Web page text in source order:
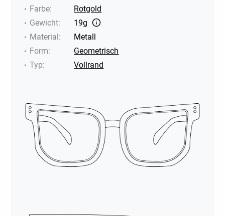
Farbe:
Rotgold
Gewicht:
19g
Material:
Metall
Form:
Geometrisch
Typ: Vollrand